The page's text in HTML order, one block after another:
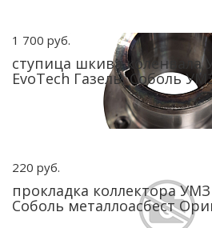
1 700 руб.
ступица шкива коленвала
EvoTech Газель, Соболь
220 руб.
прокладка коллектора УМЗ
Соболь металлоасбест